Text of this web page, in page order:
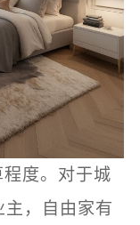
度。对于城
，自由家有